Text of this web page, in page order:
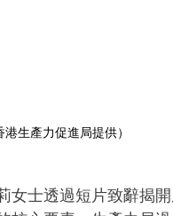
港生產力促進局提供）
女士透過短片致辭揭